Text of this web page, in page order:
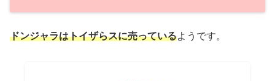
ドンジャラはトイザらスに売っているようです。